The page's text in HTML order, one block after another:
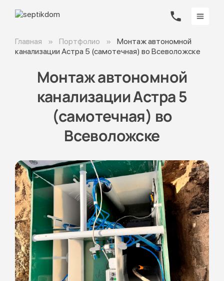
Главная Портфолио
Монтаж автономной
канализации Астра 5 (самотечная) во Всеволожске
Монтаж автономной
канализации Астра 5
(самотечная) во
Всеволожске